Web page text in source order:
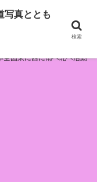
とともに！
国東に西に南へ北へ活動
真ととも
検索